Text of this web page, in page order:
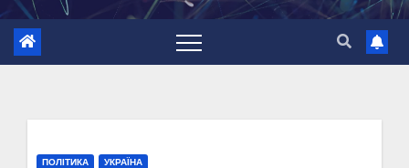
ПОЛІТИКА УКРАЇНА